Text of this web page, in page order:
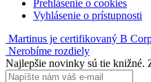
Prehlásenie o cookies
Vyhlásenie o prístupnosti
Martinus je certifikovaný B
Nerobíme rozdiely
Najlepšie novinky sú tie knižné.